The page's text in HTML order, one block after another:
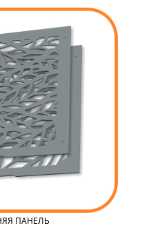
ПАНЕЛЬ